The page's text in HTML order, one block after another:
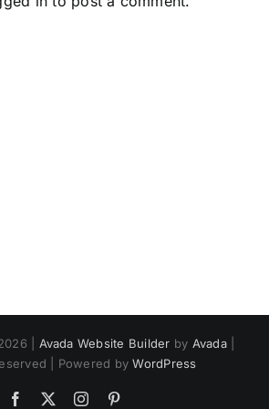
| Avada Website Builder by Avada|
| Powered byWordPress
Facebook Instagram